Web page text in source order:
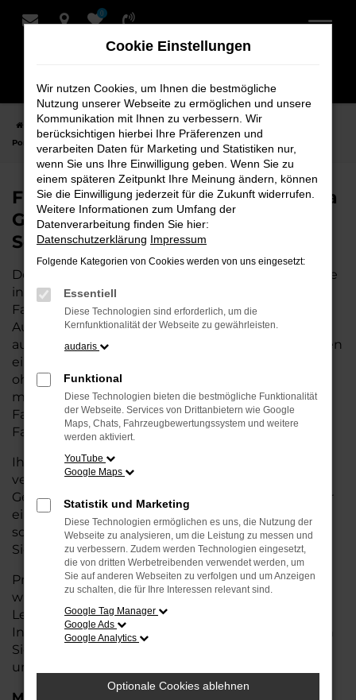
Zum
0
Startseite Stuhr Porsche Porsche Panamera
Porsche Panamera Gebrauchtwagen für Stuhr bei Schmidt + Koch
Finden Sie Ihren Porsche Panamera
Gebrauchtwagen für Stuhr bei
Schmidt + Koch
Der Porsche Panamera ist die perfekte Wahl für alle
in Stuhr, die ein zuverlässiges und modernes
Fahrzeug suchen.Mit seiner erstklassigen
Ausstattung, der niedrigen Laufleistung und der
ausgezeichneten Pflege ist dieser Gebrauchtwagen
eine kostengünstige Alternative zum Neuwagen,
ohne auf Komfort und Qualität verzichten zu
müssen. Ob im Stadtverkehr oder für längere
Fahrten, der Panamera überzeugt durch
Fahrkomfort, Sicherheit und Wirtschaftlichkeit.
Ihr Porsche Autohaus in Stuhr ist Ihr
vertrauenswürdiger Partner, wenn es um
Gebrauchtwagen geht. Wir bieten Ihnen nicht nur
eine große Auswahl an geprüften Fahrzeugen,
sondern auch eine fachkundige Beratung, damit
Sie das für Sie passende Modell finden.
Profitieren Sie von unseren zusätzlichenServices
wie attraktiven Finanzierungsmöglichkeiten,
Leasingangeboten und der bequemen
Inzahlungnahme Ihres alten Fahrzeugs. Besuchen
Sie uns und überzeugen Sie sich von der Qualität
und dem Service, den wir Ihnen bieten!
Cookie Einstellungen
Wir nutzen Cookies, um Ihnen die bestmögliche
Nutzung unserer Webseite zu ermöglichen und unsere
Kommunikation mit Ihnen zu verbessern. Wir
berücksichtigen hierbei Ihre Präferenzen und
verarbeiten Daten für Marketing und Statistiken nur,
wenn Sie uns Ihre Einwilligung geben. Wenn Sie zu
einem späteren Zeitpunkt Ihre Meinung ändern, können
Sie die Einwilligung jederzeit für die Zukunft widerrufen.
Weitere Informationen zum Umfang der
Datenverarbeitung finden Sie hier:
Datenschutzerklärung Impressum
Folgende Kategorien von Cookies werden von uns eingesetzt:
Essentiell
Diese Technologien sind erforderlich, um die
Kernfunktionalität der Webseite zu gewährleisten.
audaris
Funktional
Diese Technologien bieten die bestmögliche Funktionalität
der Webseite. Services von Drittanbietern wie Google
Maps, Chats, Fahrzeugbewertungssystem und weitere
werden aktiviert.
YouTube
Google Maps
Statistik und Marketing
Diese Technologien ermöglichen es uns, die Nutzung der
Webseite zu analysieren, um die Leistung zu messen und
zu verbessern. Zudem werden Technologien eingesetzt,
die von dritten Werbetreibenden verwendet werden, um
Sie auf anderen Webseiten zu verfolgen und um Anzeigen
zu schalten, die für Ihre Interessen relevant sind.
Google Tag Manager
Google Ads
Google Analytics
Optionale Cookies ablehnen